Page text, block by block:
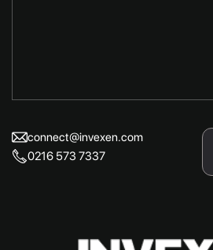
connect@invexen.com
0216 573 7337